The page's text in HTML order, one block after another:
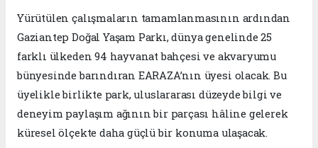
Yürütülen çalışmaların tamamlanmasının ardından
Gaziantep Doğal Yaşam Parkı, dünya genelinde 25
farklı ülkeden 94 hayvanat bahçesi ve akvaryumu
bünyesinde barındıran EARAZA’nın üyesi olacak. Bu
üyelikle birlikte park, uluslararası düzeyde bilgi ve
deneyim paylaşım ağının bir parçası hâline gelerek
küresel ölçekte daha güçlü bir konuma ulaşacak.